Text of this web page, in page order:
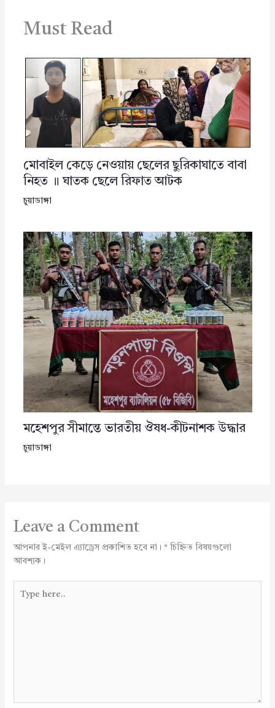
Must Read
মোবাইল কেড়ে নেওয়ায় ছেলের ছুরিকাঘাতে বাবা
নিহত ॥ ঘাতক ছেলে রিফাত আটক
চুয়াডাঙ্গা
মহেশপুর সীমান্তে ভারতীয় ঔষধ-কীটনাশক উদ্ধার
চুয়াডাঙ্গা
Leave a Comment
আপনার ই-মেইল এ্যাড্রেস প্রকাশিত হবে না। *চিহ্নিত বিষয়গুলো
আবশ্যক।
here..